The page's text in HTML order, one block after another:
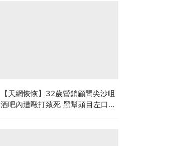
【天網恢恢】32歲營銷顧問尖沙咀
酒吧內遭毆打致死 黑幫頭目左口落